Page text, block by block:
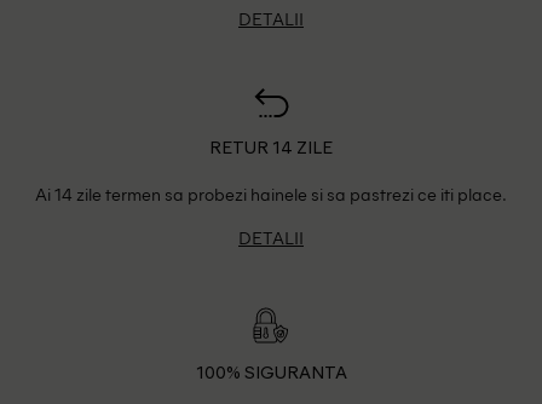
DETALII
RETUR 14 ZILE
Ai 14 zile termen sa probezi hainele si sa pastrezi ce iti place.
DETALII
100% SIGURANTA